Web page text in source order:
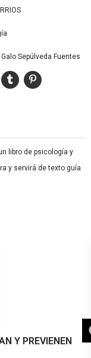
Sepúlveda Fuentes
libro de psicología y
y servirá de texto guía
Y PREVIENEN